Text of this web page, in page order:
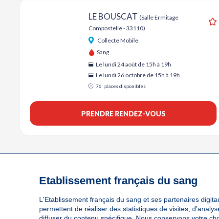
LE BOUSCAT (Salle Ermitage
Compostelle - 33110)
Collecte Mobile
Sang
Le lundi 24 août de 15h à 19h
Le lundi 26 octobre de 15h à 19h
76 places disponibles
PRENDRE RENDEZ-VOUS
Etablissement français du sang
L'Etablissement français du sang et ses partenaires
permettent de réaliser des statistiques de visites,